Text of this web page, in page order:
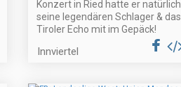
Konzert in Ried hatte er natürlich
seine legendären Schlager & das
Tiroler Echo mit im Gepäck!
Innviertel